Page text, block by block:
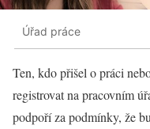
Úřad práce
Ten, kdo přišel o práci
registrovat na pracovním
podpoří za podmínky, že